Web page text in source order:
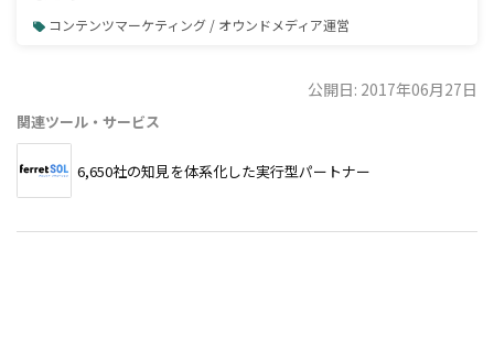
コンテンツマーケティング / オウンドメディア運営
公開日: 2017年06月27日
関連ツール・サービス
6,650社の知見を体系化した実行型パートナー